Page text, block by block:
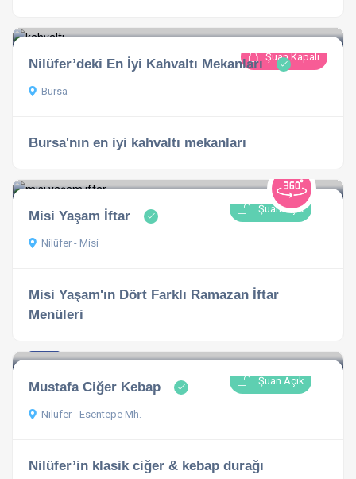
Şuan Kapalı
Nilüfer’deki En İyi Kahvaltı Mekanları
Bursa
Bursa'nın en iyi kahvaltı mekanları
Şuan Açık
Misi Yaşam İftar
Nilüfer - Misi
Misi Yaşam'ın Dört Farklı Ramazan İftar
Menüleri
Şuan Açık
Mustafa Ciğer Kebap
Nilüfer - Esentepe Mh.
Nilüfer’in klasik ciğer & kebap durağı